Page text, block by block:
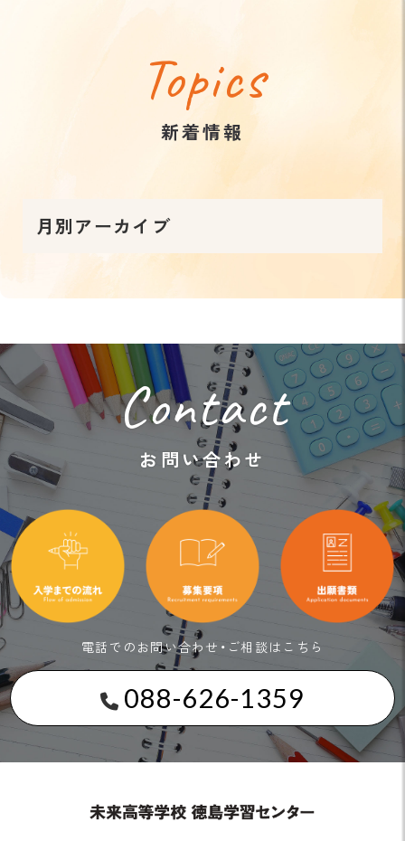
Topics
新着情報
月別アーカイブ
Contact
お問い合わせ
電話でのお問い合わせ・ご相談はこちら
088-626-1359